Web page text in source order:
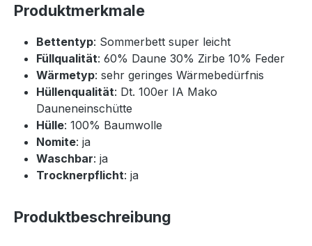
Produktmerkmale
Bettentyp: Sommerbett super leicht
Füllqualität: 60% Daune 30% Zirbe 10% Feder
Wärmetyp: sehr geringes Wärmebedürfnis
Hüllenqualität: Dt. 100er IA Mako
Dauneneinschütte
Hülle: 100% Baumwolle
Nomite: ja
Waschbar: ja
Trocknerpflicht: ja
Produktbeschreibung